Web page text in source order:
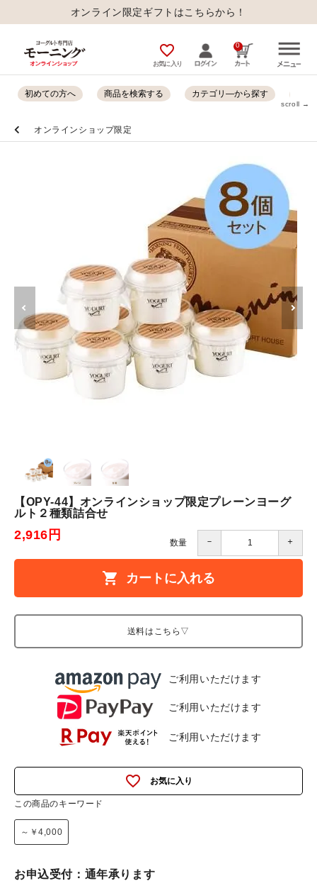
オンライン限定ギフトはこちらから！
favorite_outline
お気に入り
0
初めての方へ 商品を検索する カテゴリ―から探す
scroll →
オンラインショップ限定
【OPY-44】オンラインショップ限定プレーンヨーグ
ルト２種類詰合せ
2,916円
数量 － ＋
shopping_cart カートに入れる
送料はこちら▽
ご利用いただけます
ご利用いただけます
ご利用いただけます
favorite_outline
この商品のキーワード
～￥4,000
お申込受付：通年承ります